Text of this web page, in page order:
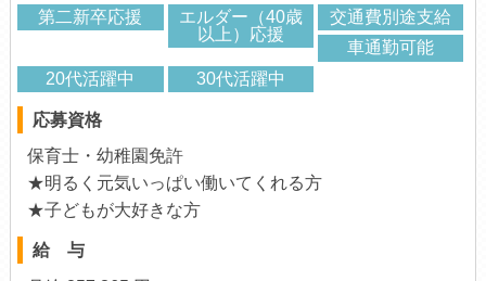
第二新卒応援
エルダー（40歳
以上）応援
交通費別途支給
車通勤可能
20代活躍中
30代活躍中
応募資格
保育士・幼稚園免許
★明るく元気いっぱい働いてくれる方
★子どもが大好きな方
給 与